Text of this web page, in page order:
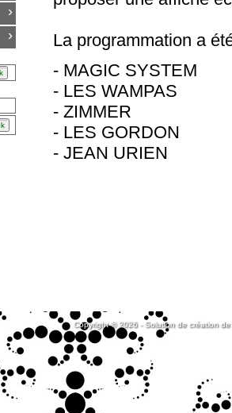
›
›
La programmation a
- MAGIC SYSTEM
- LES WAMPAS
- ZIMMER
- LES GORDON
- JEAN URIEN
Copyright © 2026 - Solution de création